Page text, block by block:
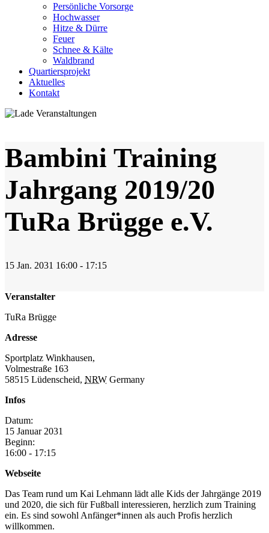
Persönliche Vorsorge
Hochwasser
Hitze & Dürre
Feuer
Schnee & Kälte
Waldbrand
Quartiersprojekt
Aktuelles
Kontakt
Bambini Training
Jahrgang 2019/20
TuRa Brügge e.V.
15 Jan. 2031 16:00 - 17:15
Veranstalter
TuRa Brügge
Adresse
Sportplatz Winkhausen,
Volmestraße 163
58515 Lüdenscheid, NRW Germany
Infos
Datum:
15 Januar 2031
Beginn:
16:00 - 17:15
Webseite
Das Team rund um Kai Lehmann lädt alle Kids der Jahrgänge 2019
und 2020, die sich für Fußball interessieren, herzlich zum Training
ein. Es sind sowohl Anfänger*innen als auch Profis herzlich
willkommen.